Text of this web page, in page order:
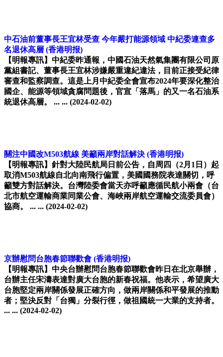
中石油前董事長王宜林受查 今年嚴打能源領域 中紀委連查多
名退休高層 (香港明报)
【明報專訊】中紀委昨通報，中國石油天然氣集團有限公司原
黨組書記、董事長王宜林涉嫌嚴重違紀違法，目前正接受紀律
審查和監察調查。這是上月中紀委全會宣布2024年要深化整治
國企、能源等領域貪腐問題後，官宣「落馬」的又一名石油系
統退休高層。 ... ... (2024-02-02)
關注中國改M503航線 美籲兩岸對話解決 (香港明报)
【明報專訊】針對大陸民航局日前公告，自周四（2月1日）起
取消M503航線自北向南飛行偏置，美國國務院表達關切，呼
籲雙方對話解決。台灣陸委會當天亦呼籲應循民航小兩會（台
北市航空運輸商業同業公會、海峽兩岸航空運輸交流委員會）
協商。 ... ... (2024-02-02)
京辦慰問台胞春節聯歡會 (香港明报)
【明報專訊】中央台辦慰問台胞春節聯歡會昨日在北京舉辦，
台辦主任宋濤表達對廣大台胞的新春祝福。他表示，希望廣大
台胞堅定兩岸關係發展正確方向，做兩岸關係和平發展的推動
者；堅決反對「台獨」分裂行徑，做祖國統一大業的支持者。
... ... (2024-02-02)